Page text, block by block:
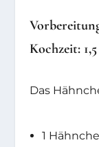
Kochzeit:
Das
1